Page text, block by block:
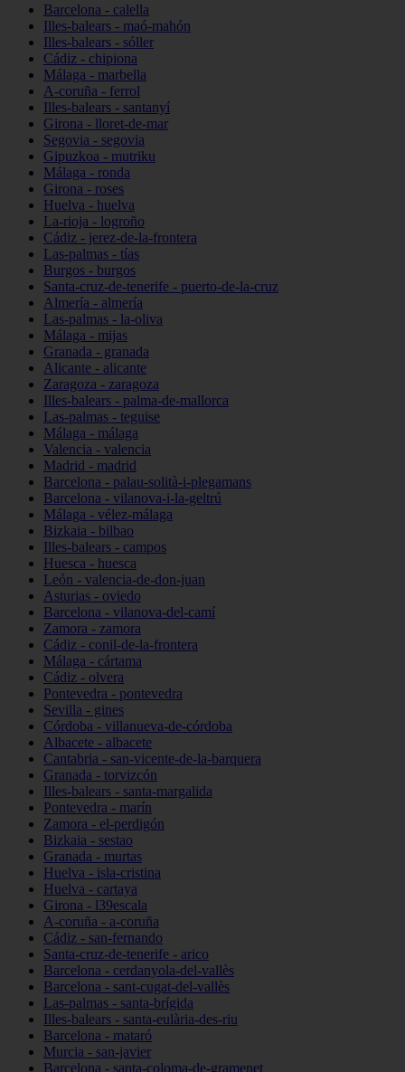
Barcelona - calella
Illes-balears - maó-mahón
Illes-balears - sóller
Cádiz - chipiona
Málaga - marbella
A-coruña - ferrol
Illes-balears - santanyí
Girona - lloret-de-mar
Segovia - segovia
Gipuzkoa - mutriku
Málaga - ronda
Girona - roses
Huelva - huelva
La-rioja - logroño
Cádiz - jerez-de-la-frontera
Las-palmas - tías
Burgos - burgos
Santa-cruz-de-tenerife - puerto-de-la-cruz
Almería - almería
Las-palmas - la-oliva
Málaga - mijas
Granada - granada
Alicante - alicante
Zaragoza - zaragoza
Illes-balears - palma-de-mallorca
Las-palmas - teguise
Málaga - málaga
Valencia - valencia
Madrid - madrid
Barcelona - palau-solità-i-plegamans
Barcelona - vilanova-i-la-geltrú
Málaga - vélez-málaga
Bizkaia - bilbao
Illes-balears - campos
Huesca - huesca
León - valencia-de-don-juan
Asturias - oviedo
Barcelona - vilanova-del-camí
Zamora - zamora
Cádiz - conil-de-la-frontera
Málaga - cártama
Cádiz - olvera
Pontevedra - pontevedra
Sevilla - gines
Córdoba - villanueva-de-córdoba
Albacete - albacete
Cantabria - san-vicente-de-la-barquera
Granada - torvizcón
Illes-balears - santa-margalida
Pontevedra - marín
Zamora - el-perdigón
Bizkaia - sestao
Granada - murtas
Huelva - isla-cristina
Huelva - cartaya
Girona - l39escala
A-coruña - a-coruña
Cádiz - san-fernando
Santa-cruz-de-tenerife - arico
Barcelona - cerdanyola-del-vallès
Barcelona - sant-cugat-del-vallès
Las-palmas - santa-brígida
Illes-balears - santa-eulària-des-riu
Barcelona - mataró
Murcia - san-javier
Barcelona - santa-coloma-de-gramenet